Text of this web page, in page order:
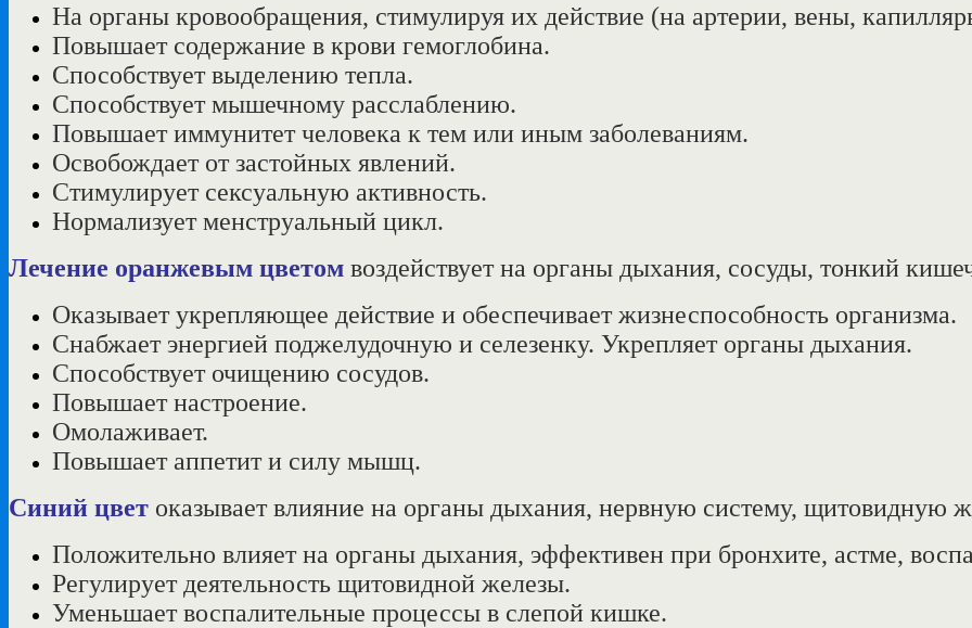
На органы кровообращения, стимулируя их действие (на артерии, вены,
Повышает содержание в крови гемоглобина.
Способствует выделению тепла.
Способствует мышечному расслаблению.
Повышает иммунитет человека к тем или иным заболеваниям.
Освобождает от застойных явлений.
Стимулирует сексуальную активность.
Нормализует менструальный цикл.
Лечение оранжевым цветом воздействует на органы дыхания, сосуды, тонкий
Оказывает укрепляющее действие и обеспечивает жизнеспособность организма.
Снабжает энергией поджелудочную и селезенку. Укрепляет органы дыхания.
Способствует очищению сосудов.
Повышает настроение.
Омолаживает.
Повышает аппетит и силу мышц.
Синий цвет оказывает влияние на органы дыхания, нервную систему, щитовидную
Положительно влияет на органы дыхания, эффективен при бронхите, астме,
Регулирует деятельность щитовидной железы.
Уменьшает воспалительные процессы в слепой кишке.